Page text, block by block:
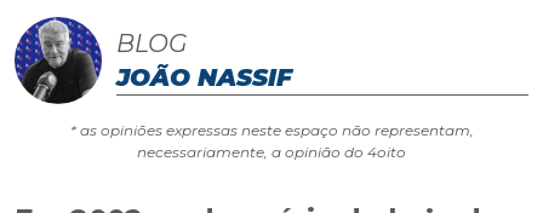
BLOG
JOÃO NASSIF
* as opiniões expressas neste espaço não representam,
necessariamente, a opinião do 4oito